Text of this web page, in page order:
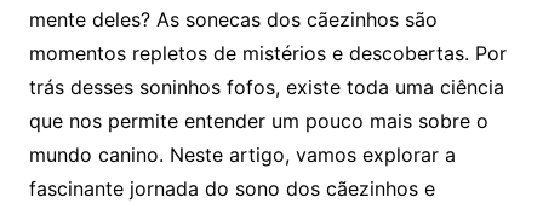
mente deles? As sonecas dos cãezinhos são
momentos repletos de mistérios e descobertas. Por
trás desses soninhos fofos, existe toda uma ciência
que nos permite entender um pouco mais sobre o
mundo canino. Neste artigo, vamos explorar a
fascinante jornada do sono dos cãezinhos e